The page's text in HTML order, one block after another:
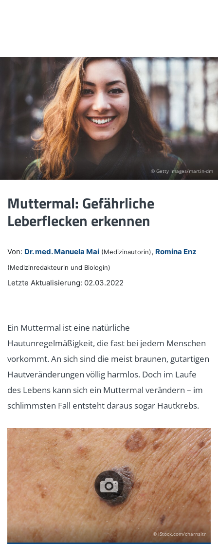
© Getty Images/martin-dm
Muttermal: Gefährliche
Leberflecken erkennen
Von: Dr. med. Manuela Mai (Medizinautorin), Romina Enz
(Medizinredakteurin und Biologin)
Letzte Aktualisierung: 02.03.2022
Ein Muttermal ist eine natürliche
Hautunregelmäßigkeit, die fast bei jedem Menschen
vorkommt. An sich sind die meist braunen, gutartigen
Hautveränderungen völlig harmlos. Doch im Laufe
des Lebens kann sich ein Muttermal verändern – im
schlimmsten Fall entsteht daraus sogar Hautkrebs.
© iStock.com/charnsitr